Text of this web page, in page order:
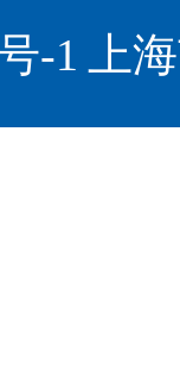
-1 上